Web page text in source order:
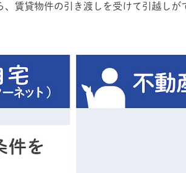
賃貸物件の引き渡しを受けて引越し